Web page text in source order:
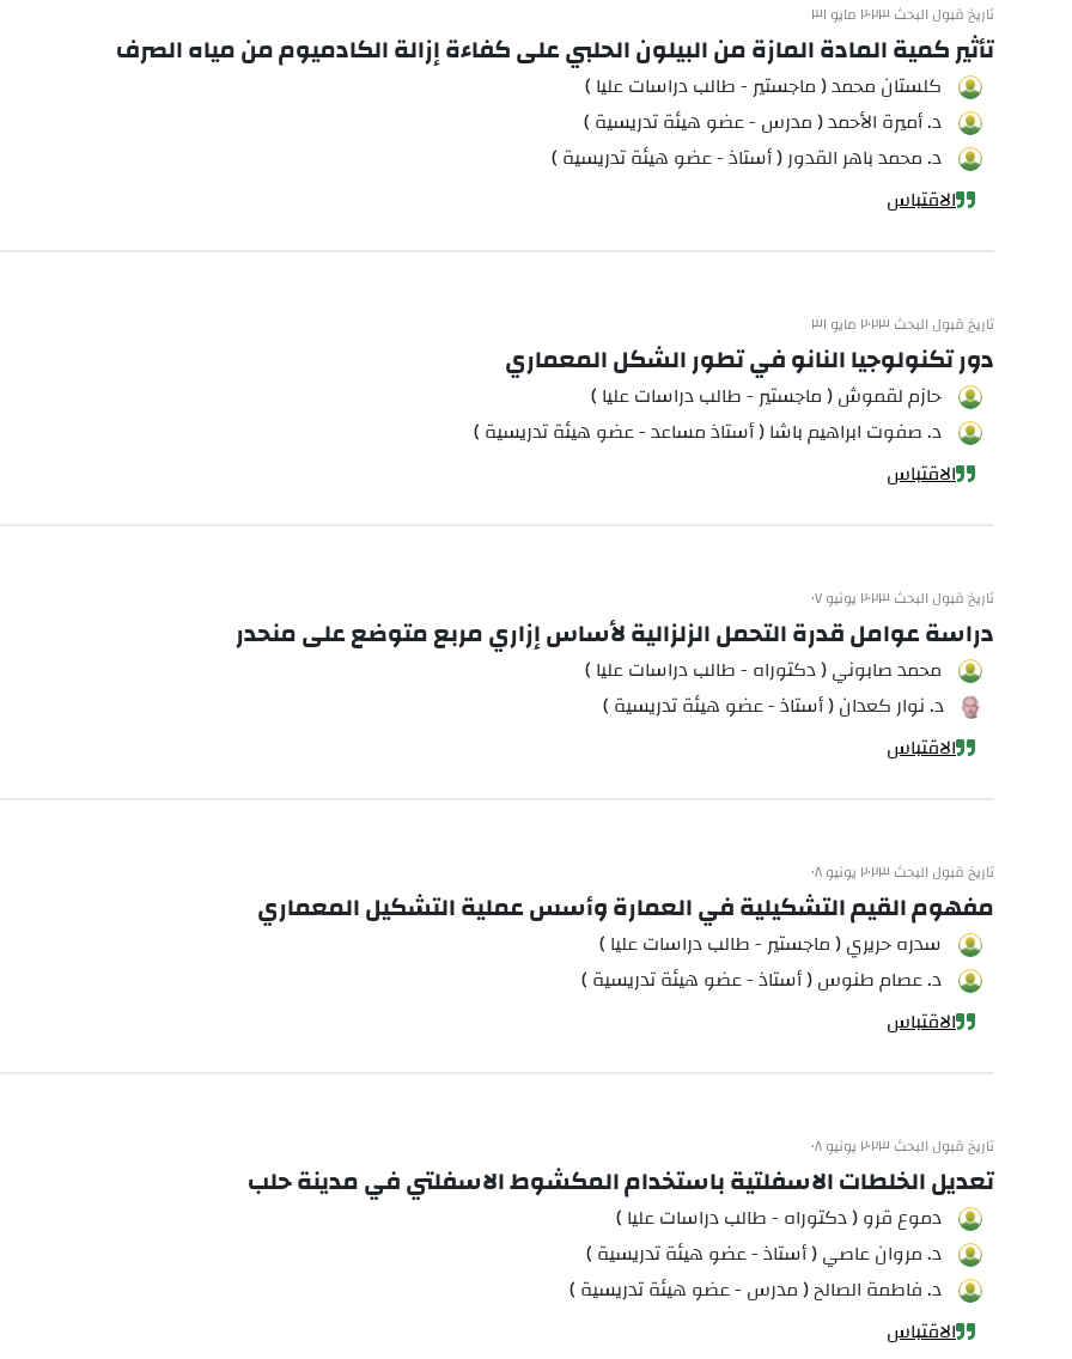
تاريخ قبول البحث ٢٠٢٣ مايو ٣١
تأثير كمية المادة المازة من البيلون الحلبي على كفاءة إزالة الكادميوم من مياه الصرف
كلستان محمد ( ماجستير - طالب دراسات عليا )
د. أميرة الأحمد ( مدرس - عضو هيئة تدريسية )
د. محمد باهر القدور ( أستاذ - عضو هيئة تدريسية )
الاقتباس
تاريخ قبول البحث ٢٠٢٣ مايو ٣١
دور تكنولوجيا النانو في تطور الشكل المعماري
حازم لقموش ( ماجستير - طالب دراسات عليا )
د. صفوت ابراهيم باشا ( أستاذ مساعد - عضو هيئة تدريسية )
الاقتباس
تاريخ قبول البحث ٢٠٢٣ يونيو ٠٧
دراسة عوامل قدرة التحمل الزلزالية لأساس إزاري مربع متوضع على منحدر
محمد صابوني ( دكتوراه - طالب دراسات عليا )
د. نوار كعدان ( أستاذ - عضو هيئة تدريسية )
الاقتباس
تاريخ قبول البحث ٢٠٢٣ يونيو ٠٨
مفهوم القيم التشكيلية في العمارة وأسس عملية التشكيل المعماري
سدره حريري ( ماجستير - طالب دراسات عليا )
د. عصام طنوس ( أستاذ - عضو هيئة تدريسية )
الاقتباس
تاريخ قبول البحث ٢٠٢٣ يونيو ٠٨
تعديل الخلطات الاسفلتية باستخدام المكشوط الاسفلتي في مدينة حلب
دموع قرو ( دكتوراه - طالب دراسات عليا )
د. مروان عاصي ( أستاذ - عضو هيئة تدريسية )
د. فاطمة الصالح ( مدرس - عضو هيئة تدريسية )
الاقتباس